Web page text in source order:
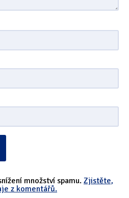
množství spamu. Zjistěte,
z komentářů.